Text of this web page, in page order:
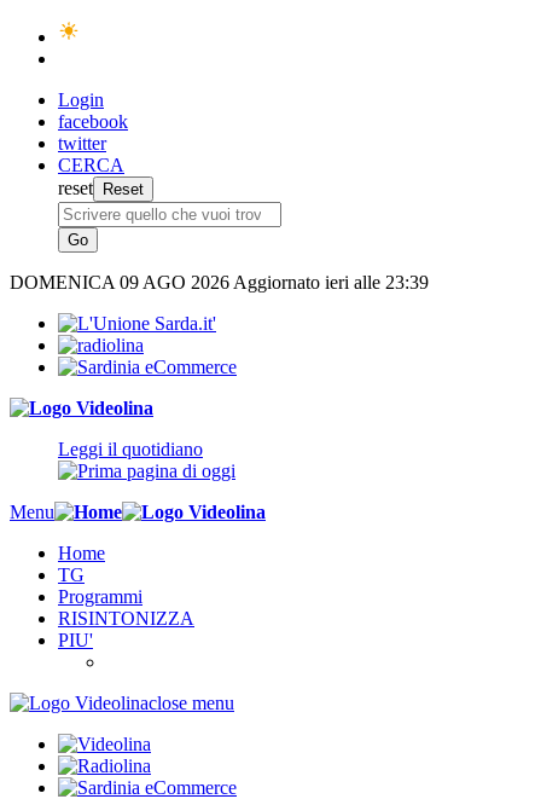
Login
facebook
twitter
CERCA
reset
DOMENICA 09 AGO 2026 Aggiornato ieri alle 23:39
Leggi il quotidiano
Menu
Home
TG
Programmi
RISINTONIZZA
PIU'
close menu